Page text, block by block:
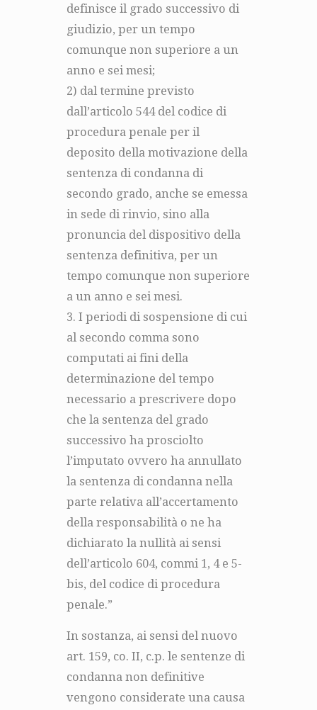
definisce il grado successivo di
giudizio, per un tempo
comunque non superiore a un
anno e sei mesi;
2) dal termine previsto
dall’articolo 544 del codice di
procedura penale per il
deposito della motivazione della
sentenza di condanna di
secondo grado, anche se emessa
in sede di rinvio, sino alla
pronuncia del dispositivo della
sentenza definitiva, per un
tempo comunque non superiore
a un anno e sei mesi.
3. I periodi di sospensione di cui
al secondo comma sono
computati ai fini della
determinazione del tempo
necessario a prescrivere dopo
che la sentenza del grado
successivo ha prosciolto
l’imputato ovvero ha annullato
la sentenza di condanna nella
parte relativa all’accertamento
della responsabilità o ne ha
dichiarato la nullità ai sensi
dell’articolo 604, commi 1, 4 e 5-
bis, del codice di procedura
penale.”
In sostanza, ai sensi del nuovo
art. 159, co. II, c.p. le sentenze di
condanna non definitive
vengono considerate una causa